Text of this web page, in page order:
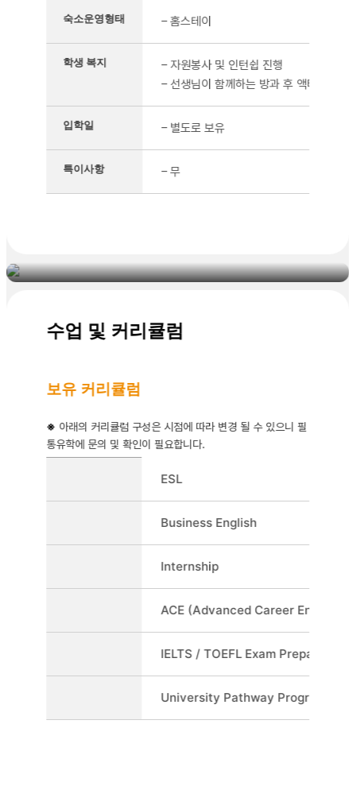
숙소운영형태 – 홈스테이
학생 복지
– 자원봉사 및 인턴쉽 진행
– 선생님이 함께하는 방과 후 액티비티와
입학일 – 별도로 보유
특이사항 – 무
UMC어학원
수업 및 커리큘럼
보유 커리큘럼
※ 아래의 커리큘럼 구성은 시점에 따라 변경 될 수 있으니 필
통유학에 문의 및 확인이 필요합니다.
ESL
Business English
Internship
ACE (Advanced Career English)
IELTS / TOEFL Exam Preparation
University Pathway Program